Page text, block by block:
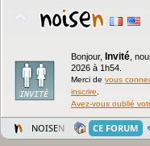
Bonjour, Invité
2026 à 1h54.
Merci de vous
inscrire
Avez-vous oublié
NOISEN CE FORUM